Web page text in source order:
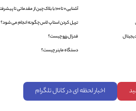
آشنایی 0 تا 100 با بلاک‌ چین از مقدماتی تا پیشرفته
تریل کردن استاپ لاس چگونه انجام می شود؟
فدرال رزرو چیست؟
دستگاه ماینر چیست؟
اخبار لحظه ای در کانال تلگرام